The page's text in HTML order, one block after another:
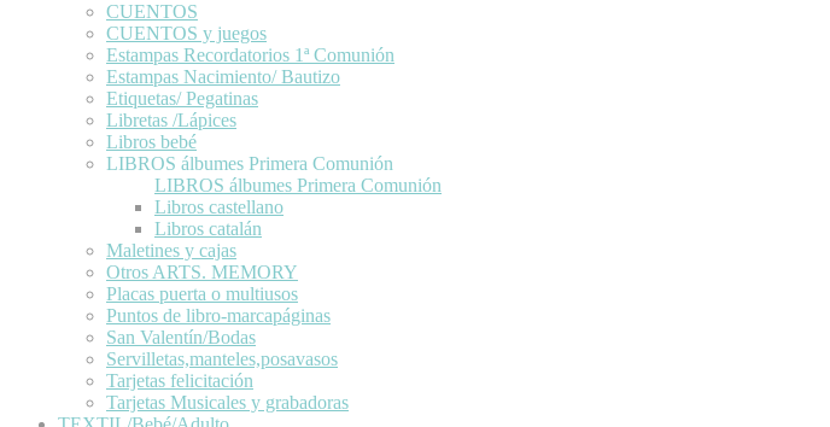
CUENTOS
CUENTOS y juegos
Estampas Recordatorios 1ª Comunión
Estampas Nacimiento/ Bautizo
Etiquetas/ Pegatinas
Libretas /Lápices
Libros bebé
LIBROS álbumes Primera Comunión
LIBROS álbumes Primera Comunión
Libros castellano
Libros catalán
Maletines y cajas
Otros ARTS. MEMORY
Placas puerta o multiusos
Puntos de libro-marcapáginas
San Valentín/Bodas
Servilletas,manteles,posavasos
Tarjetas felicitación
Tarjetas Musicales y grabadoras